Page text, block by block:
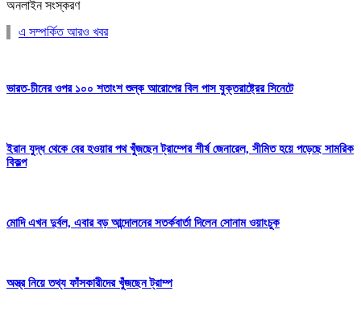
অনলাইন সংস্করণ
এ সম্পর্কিত আরও খবর
ভারত-চীনের ওপর ১০০ শতাংশ শুল্ক আরোপের বিল পাস যুক্তরাষ্ট্রের সিনেটে
ইরান যুদ্ধ থেকে বের হওয়ার পথ খুঁজছেন ট্রাম্পের শীর্ষ জেনারেল, সীমিত হয়ে পড়েছে সামরিক
বিকল্প
মোদি এখন দুর্বল, এবার বড় আন্দোলনের সতর্কবার্তা দিলেন সোনাম ওয়াংচুক
অস্ত্র নিয়ে তথ্য ফাঁসকারীদের খুঁজছেন ট্রাম্প